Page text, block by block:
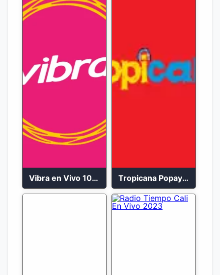
Vibra en Vivo 104.9 FM Bogotá Tropicana Popayán en vivo 106.1 FM